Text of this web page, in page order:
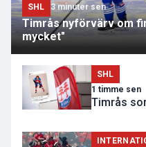
SHL 3 minuter sen
Timrås nyförvärv om
mycket"
SHL
1 timme sen
Timrås